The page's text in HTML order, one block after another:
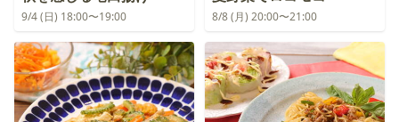
9/4 (日) 18:00〜19:00 8/8 (月) 20:00〜21:00